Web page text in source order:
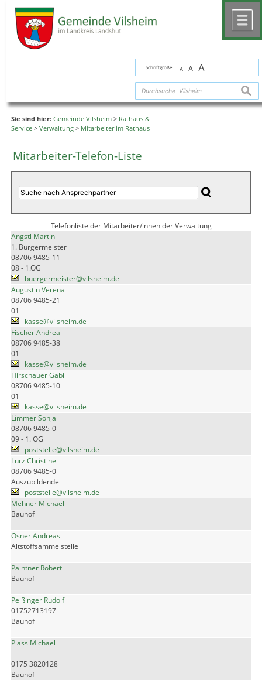
Schriftgröße A A A
Sie sind hier: Gemeinde Vilsheim > Rathaus &
Service > Verwaltung > Mitarbeiter im Rathaus
Mitarbeiter-Telefon-Liste
Telefonliste der Mitarbeiter/innen der Verwaltung
Angstl Martin
1. Bürgermeister
08706 9485-11
08 - 1.OG
buergermeister@vilsheim.de
Augustin Verena
08706 9485-21
01
kasse@vilsheim.de
Fischer Andrea
08706 9485-38
01
kasse@vilsheim.de
Hirschauer Gabi
08706 9485-10
01
kasse@vilsheim.de
Limmer Sonja
08706 9485-0
09 - 1. OG
poststelle@vilsheim.de
Lurz Christine
08706 9485-0
Auszubildende
poststelle@vilsheim.de
Mehner Michael
Bauhof
Osner Andreas
Altstoffsammelstelle
Paintner Robert
Bauhof
Peißinger Rudolf
01752713197
Bauhof
Plass Michael
0175 3820128
Bauhof